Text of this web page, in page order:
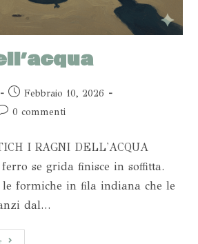
Febbraio 10, 2026
0 commenti
I RAGNI DELL'ACQUA
se grida finisce in soffitta.
formiche in fila indiana che le
dal…